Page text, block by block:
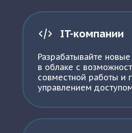
IT-компании
Разрабатывайте
в облаке с
совместной работы и
управлением